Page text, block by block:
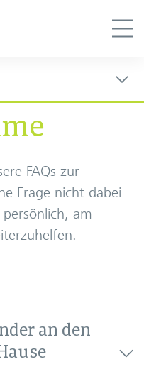
FAQs zur
Frage nicht dabei
am
an den